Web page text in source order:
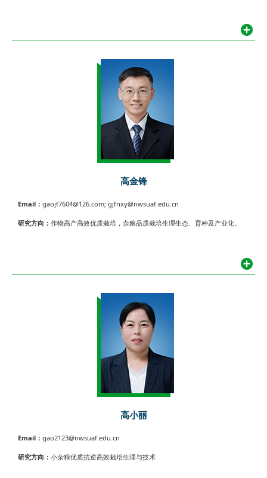
高金锋
Email： gaojf7604@126.com; gjfnxy@nwsuaf.edu.cn
研究方向： 作物高产高效优质栽培，杂粮品质栽培生理生态、育种及产业化。
高小丽
Email： gao2123@nwsuaf.edu.cn
研究方向： 小杂粮优质抗逆高效栽培生理与技术